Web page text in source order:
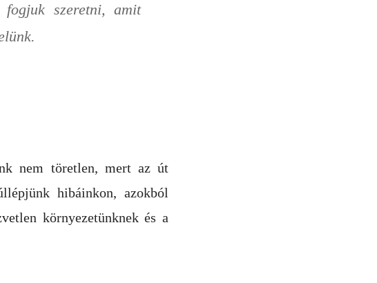
szeretni, amit
nem töretlen, mert az út
hibáinkon, azokból
környezetünknek és a